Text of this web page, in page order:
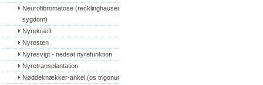
Neurofibromatose (recklinghausens
sygdom)
Nyrekræft
Nyresten
Nyresvigt - nedsat nyrefunktion
Nyretransplantation
Nøddeknækker-ankel (os trigonum)